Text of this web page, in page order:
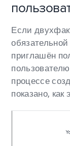
Если
приглашён
процессе
показано, как